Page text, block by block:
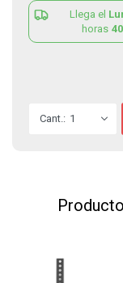
Llega el
horas 40
1